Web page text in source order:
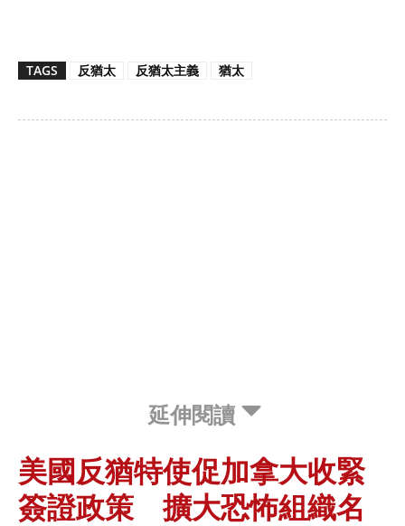
TAGS 反猶太 反猶太主義 猶太
延伸閱讀
美國反猶特使促加拿大收緊
簽證政策 擴大恐怖組織名